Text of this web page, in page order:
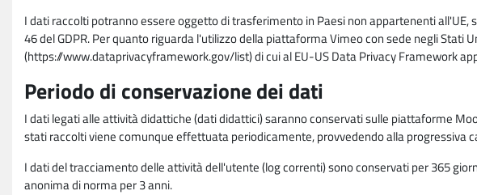
I dati raccolti potranno essere oggetto di trasferimento in Paesi non appartenenti
46 del GDPR. Per quanto riguarda l'utilizzo della piattaforma Vimeo con sede negli Stati
(https://www.dataprivacyframework.gov/list) di cui al EU-US Data Privacy Framework
Periodo di conservazione dei dati
I dati legati alle attività didattiche (dati didattici) saranno conservati sulle piattaforme
stati raccolti viene comunque effettuata periodicamente, provvedendo alla progressiva
I dati del tracciamento delle attività dell'utente (log correnti) sono conservati per 365
anonima di norma per 3 anni.